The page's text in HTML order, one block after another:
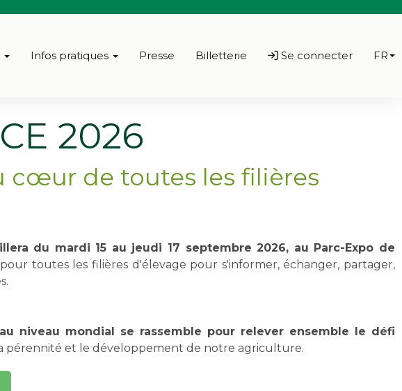
Infos pratiques Presse Billetterie Se connecter FR
2026
cœur de toutes les filières
du mardi 15 au jeudi 17 septembre 2026, au Parc-Expo de
toutes les filières d'élevage pour s'informer, échanger, partager,
niveau mondial se rassemble pour relever ensemble le défi
pérennité et le développement de notre agriculture.